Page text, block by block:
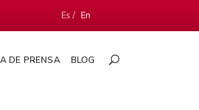
Es / En
DE PRENSA BLOG